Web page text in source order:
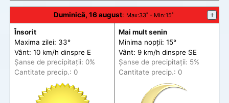
Duminică, 16 august: Max:33˚ - Min:15˚ +
Însorit
Maxima zilei: 33°
Vânt: 10 km/h dinspre E
Șanse de precipitații: 0%
Cantitate precip.: 0
Mai mult senin
Minima nopții: 15°
Vânt: 9 km/h dinspre SE
Șanse de precipitații: 5%
Cantitate precip.: 0